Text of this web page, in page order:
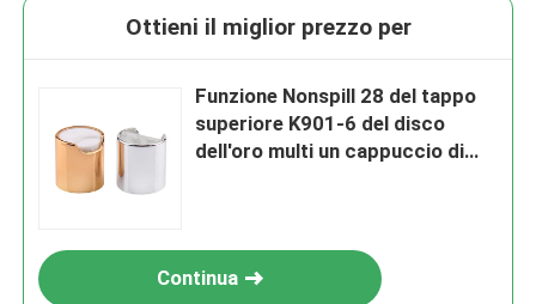
Ottieni il miglior prezzo per
Funzione Nonspill 28 del tappo
superiore K901-6 del disco
dell'oro multi un cappuccio di
Continua